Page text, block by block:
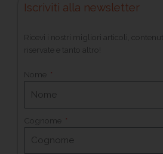
Iscriviti alla newsletter
Ricevi i nostri migliori articoli,
riservate e tanto altro!
Nome
Cognome